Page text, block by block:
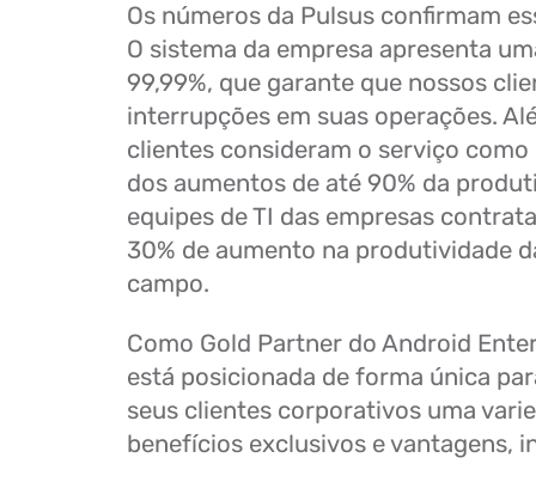
Os números da Pulsus confirmam
O sistema da empresa apresenta
99,99%, que garante que nossos
interrupções em suas operações.
clientes consideram o serviço como
dos aumentos de até 90% da
equipes de TI das empresas
30% de aumento na produtividade
campo.
Como Gold Partner do Android
está posicionada de forma única
seus clientes corporativos uma
benefícios exclusivos e vantagens,